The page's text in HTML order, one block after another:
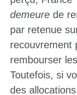
demeure de
par retenue
recouvrement
rembourser
Toutefois, si
des